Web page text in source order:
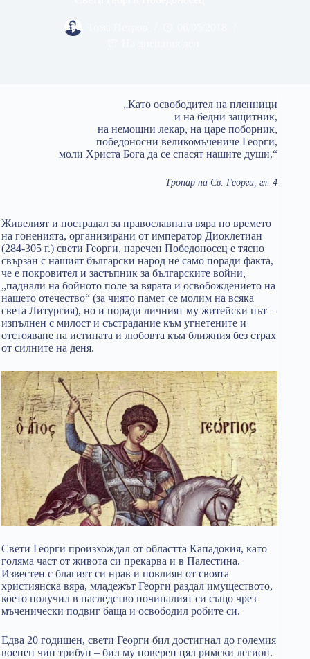
„Като освободител на пленници
и на бедни защитник,
на немощни лекар, на царе поборник,
победоносни великомъчениче Георги,
моли Христа Бога да се спасят нашите души.“
Тропар на Св. Георги, гл. 4
Живелият и пострадал за православната вяра по времето
на гоненията, организирани от император Диоклетиан
(284-305 г.) свети Георги, наречен Победоносец е тясно
свързан с нашият български народ не само поради факта,
че е покровител и застъпник за българските войни,
„паднали на бойното поле за вярата и освобождението на
нашето отечество“ (за чиято памет се молим на всяка
света Литургия), но и поради личният му житейски път –
изпълнен с милост и състрадание към угнетените и
отстояване на истината и любовта към ближния без страх
от силните на деня.
Свети Георги произхождал от областта Кападокия, като
голяма част от живота си прекарва и в Палестина.
Известен с благият си нрав и повлиян от своята
християнска вяра, младежът Георги раздал имуществото,
което получил в наследство починалият си също чрез
мъченически подвиг баща и освободил робите си.
Едва 20 годишен, свети Георги бил достигнал до големия
военен чин трибун – бил му поверен цял римски легион.